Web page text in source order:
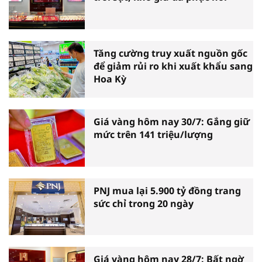
Tăng cường truy xuất nguồn gốc
để giảm rủi ro khi xuất khẩu sang
Hoa Kỳ
Giá vàng hôm nay 30/7: Gắng giữ
mức trên 141 triệu/lượng
PNJ mua lại 5.900 tỷ đồng trang
sức chỉ trong 20 ngày
Giá vàng hôm nay 28/7: Bất ngờ